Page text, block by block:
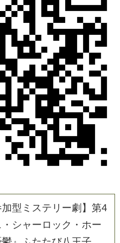
加型ミステリー劇】第4
・シャーロック・ホー